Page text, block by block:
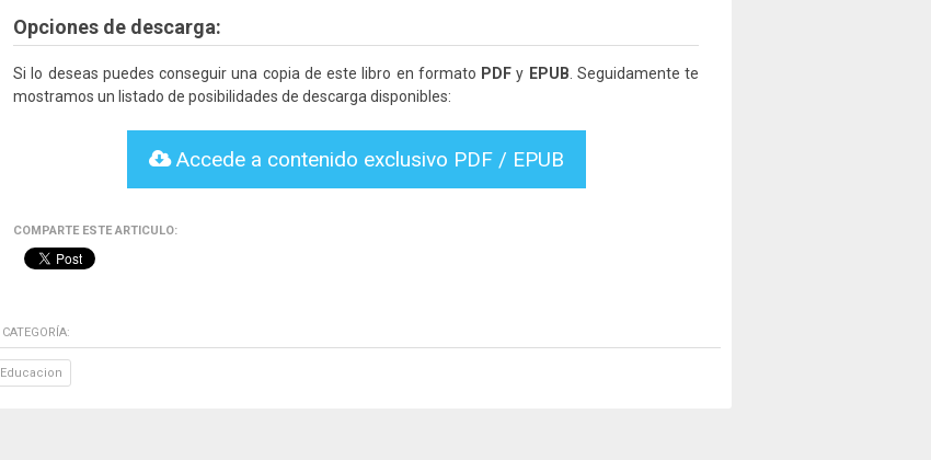
Opciones de descarga:
Si lo deseas puedes conseguir una copia de este libro en formato PDF y EPUB . Seguidamente te
mostramos un listado de posibilidades de descarga disponibles:
Accede a contenido exclusivo PDF / EPUB
COMPARTE ESTE ARTICULO:
CATEGORÍA:
Educacion